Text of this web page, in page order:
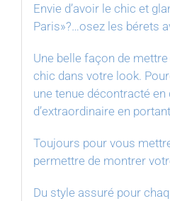
Envie d’avoir le chic et
Paris»?…osez les bérets
Une belle façon de mettre
chic dans votre look.
une tenue décontracté en
d’extraordinaire en
Toujours pour vous
permettre de montrer
Du style assuré pour